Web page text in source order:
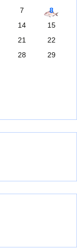
7
8
14
15
21
22
28
29